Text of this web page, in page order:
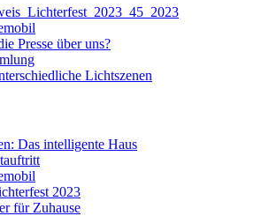
Presse über uns?
Lichtszenen
Das intelligente Haus
2023
für Zuhause